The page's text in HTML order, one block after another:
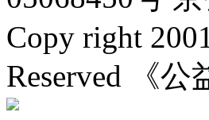
Copy right
Reserved 《